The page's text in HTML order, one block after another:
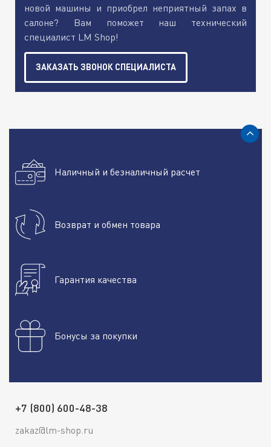
новой машины и приобрел неприятный запах в
салоне? Вам поможет наш технический
специалист LM Shop!
ЗАКАЗАТЬ ЗВОНОК СПЕЦИАЛИСТА
Наличный и безналичный расчет
Возврат и обмен товара
Гарантия качества
Бонусы за покупки
+7 (800) 600-48-38
zakaz@lm-shop.ru